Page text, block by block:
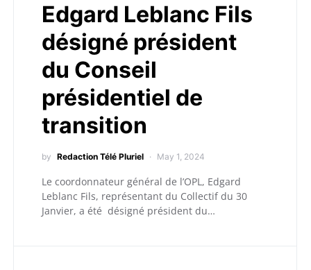
Edgard Leblanc Fils
désigné président
du Conseil
présidentiel de
transition
by Redaction Télé Pluriel May 1, 2024
Le coordonnateur général de l’OPL, Edgard
Leblanc Fils, représentant du Collectif du 30
Janvier, a été désigné président du…